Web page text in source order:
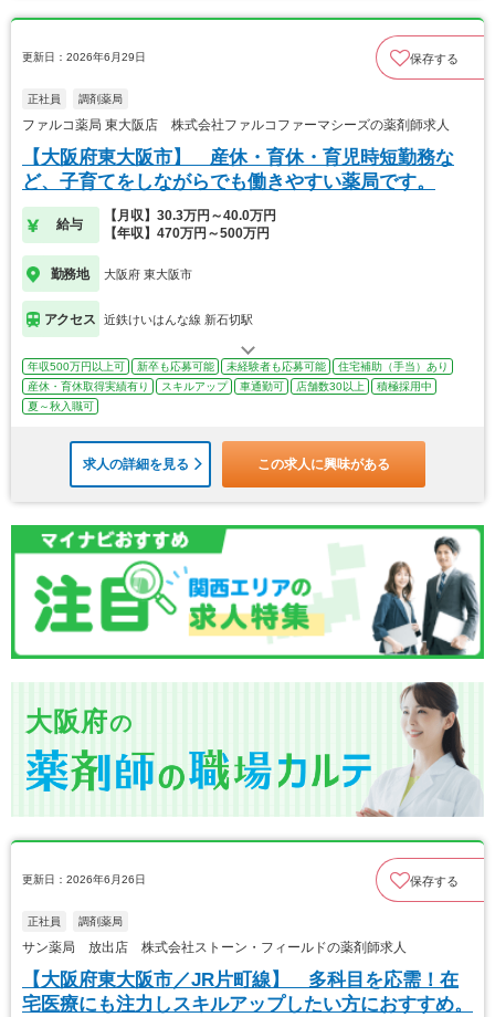
更新日：2026年6月29日 保存する
正社員 調剤薬局
ファルコ薬局 東大阪店 株式会社ファルコファーマシーズの薬剤師求人
【大阪府東大阪市】 産休・育休・育児時短勤務な
ど、子育てをしながらでも働きやすい薬局です。
給与
【月収】30.3万円～40.0万円
【年収】470万円～500万円
勤務地 大阪府 東大阪市
アクセス 近鉄けいはんな線 新石切駅
年収500万円以上可 新卒も応募可能 未経験者も応募可能
住宅補助（手当）あり
産休・育休取得実績有り
スキルアップ 車通勤可 店舗数30以上
積極採用中
夏～秋入職可
求人の詳細を見る この求人に興味がある
大阪府の
更新日：2026年6月26日 保存する
正社員 調剤薬局
サン薬局 放出店 株式会社ストーン・フィールドの薬剤師求人
【大阪府東大阪市／JR片町線】 多科目を応需！在
宅医療にも注力しスキルアップしたい方におすすめ。